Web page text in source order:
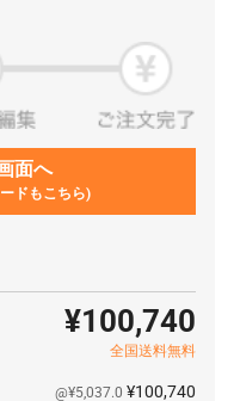
¥1,261,200
¥1,673,600
¥2,086,000
¥0 ¥3,728,700
¥0 ¥4,141,000
面へ
ドもこちら)
¥100,740
全国送料無料
@¥5,037.0 ¥100,740